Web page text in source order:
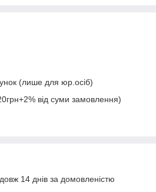
(лише для юр.осіб)
від суми замовлення)
14 днів за домовленістю